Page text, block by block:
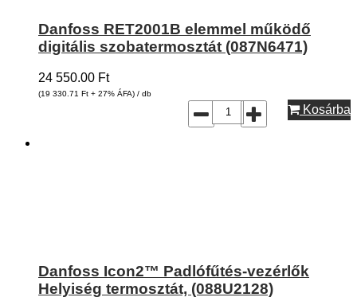
Danfoss RET2001B elemmel működő
digitális szobatermosztát (087N6471)
24 550.00 Ft
(19 330.71 Ft + 27% ÁFA) / db
Kosárba
Danfoss Icon2™ Padlófűtés-vezérlők
Helyiség termosztát, (088U2128)